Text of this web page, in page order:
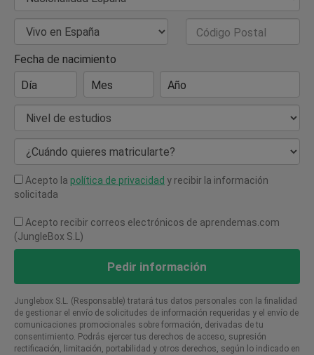
País de Residencia
Código Postal
Fecha de nacimiento
Día
Mes Año
Nivel de estudios
¿Cuándo quieres matricularte?
Acepto la política de privacidad y recibir la información
solicitada
Acepto recibir correos electrónicos de aprendemas.com
(JungleBox S.L)
Pedir información
Junglebox S.L. (Responsable) tratará tus datos personales con la finalidad
de gestionar el envío de solicitudes de información requeridas y el envío de
comunicaciones promocionales sobre formación, derivadas de tu
consentimiento. Podrás ejercer tus derechos de acceso, supresión
rectificación, limitación, portabilidad y otros derechos, según lo indicado en